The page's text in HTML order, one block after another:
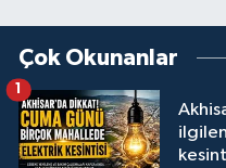
Çok Okunanlar